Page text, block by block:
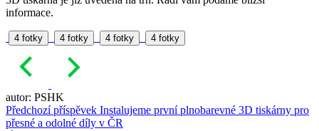
informace.
4 fotky 4 fotky 4 fotky 4 fotky
autor: PSHK
Předchozí příspěvek Instalujeme první plnobarevné 3D tiskárny pro
přesné a odolné díly v ČR